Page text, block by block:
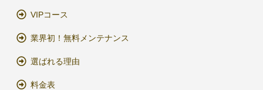
VIPコース
業界初！無料メンテナンス
選ばれる理由
料金表